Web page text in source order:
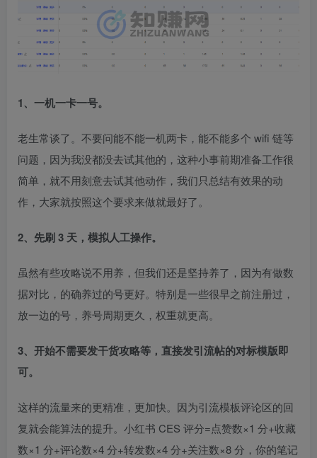
1、一机一卡一号。
老生常谈了。不要问能不能一机两卡，能不能多个 wifi 链等
问题，因为我没都没去试其他的，这种小事前期准备工作很
简单，就不用刻意去试其他动作，我们只总结有效果的动
作，大家就按照这个要求来做就最好了。​
2、先刷 3 天，模拟人工操作。
虽然有些攻略说不用养，但我们还是坚持养了，因为有做数
据对比，的确养过的号更好。特别是一些很早之前注册过，
放一边的号，养号周期更久，权重就更高。​
3、开始不需要发干货攻略等，直接发引流帖的对标模版即
可。
这样的流量来的更精准，更加快。因为引流模板评论区的回
复就会能算法的提升。小红书 CES 评分=点赞数×1 分+收藏
数×1 分+评论数×4 分+转发数×4 分+关注数×8 分，你的笔记